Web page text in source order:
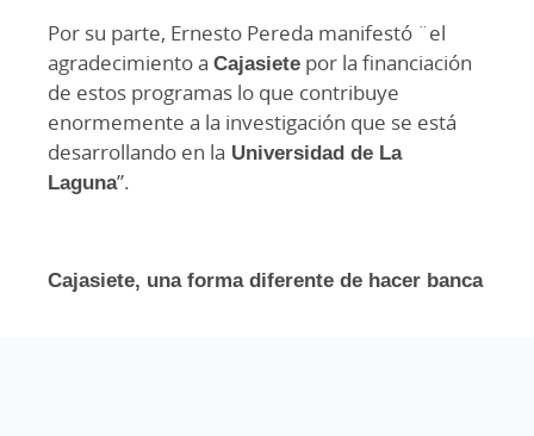
Por su parte, Ernesto Pereda manifestó ¨el
agradecimiento a Cajasiete por la financiación
de estos programas lo que contribuye
enormemente a la investigación que se está
desarrollando en la Universidad de La
Laguna”.
Cajasiete, una forma diferente de hacer banca